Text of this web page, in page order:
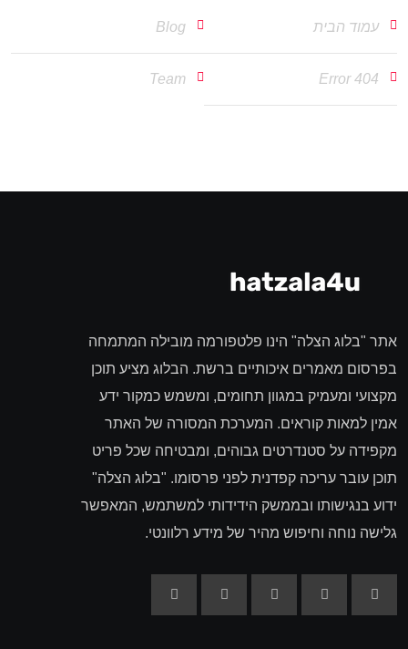
עמוד הבית Blog
404 Error
Team
אתר "בלוג הצלה" הינו פלטפורמה מובילה המתמחה
בפרסום מאמרים איכותיים ברשת. הבלוג מציע תוכן
מקצועי ומעמיק במגוון תחומים, ומשמש כמקור ידע
אמין למאות קוראים. המערכת המסורה של האתר
מקפידה על סטנדרטים גבוהים, ומבטיחה שכל פריט
תוכן עובר עריכה קפדנית לפני פרסומו. "בלוג הצלה"
ידוע בנגישותו ובממשק הידידותי למשתמש, המאפשר
גלישה נוחה וחיפוש מהיר של מידע רלוונטי.